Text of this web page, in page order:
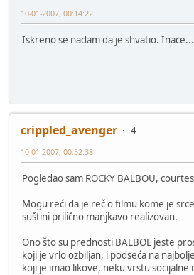
10-01-2007, 00:14:22
Iskreno se nadam da je shvatio.
crippled_avenger
4
10-01-2007, 00:52:38
Pogledao sam ROCKY BALBOU,
Mogu reći da je reč o filmu kome je
suštini prilično manjkavo realizovan.
Ono što su prednosti BALBOE jeste
koji je vrlo ozbiljan, i podseća na
koji je imao likove, neku vrstu socijalne